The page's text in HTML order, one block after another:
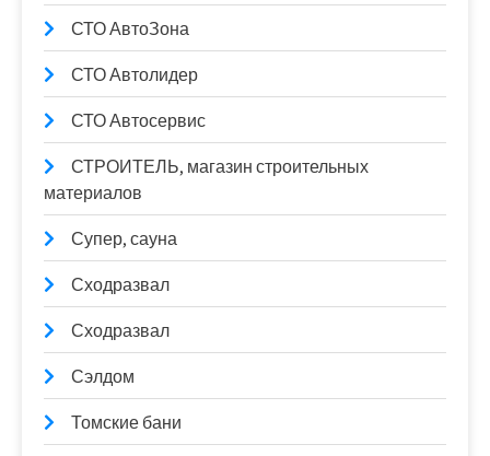
СТО АвтоЗона
СТО Автолидер
СТО Автосервис
СТРОИТЕЛЬ, магазин строительных
материалов
Супер, сауна
Сходразвал
Сходразвал
Сэлдом
Томские бани